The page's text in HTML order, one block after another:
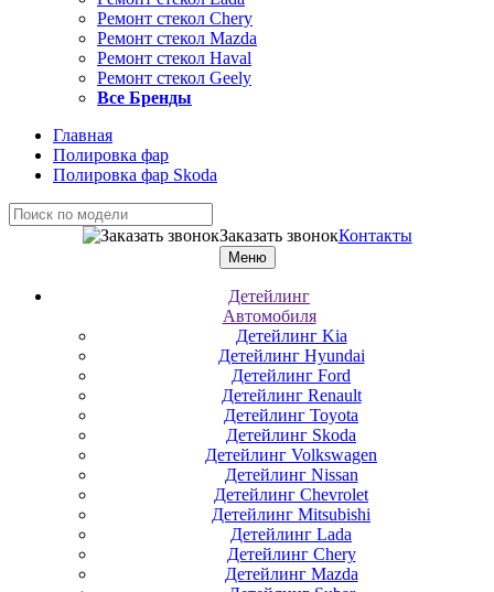
Ремонт стекол Chery
Ремонт стекол Mazda
Ремонт стекол Haval
Ремонт стекол Geely
Все Бренды
Главная
Полировка фар
Полировка фар Skoda
Заказать звонокКонтакты
Меню
Детейлинг
Автомобиля
Детейлинг Kia
Детейлинг Hyundai
Детейлинг Ford
Детейлинг Renault
Детейлинг Toyota
Детейлинг Skoda
Детейлинг Volkswagen
Детейлинг Nissan
Детейлинг Chevrolet
Детейлинг Mitsubishi
Детейлинг Lada
Детейлинг Chery
Детейлинг Mazda